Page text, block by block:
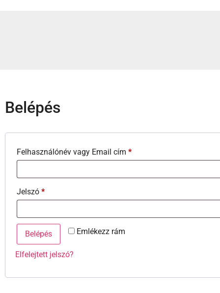
Belépés
Felhasználónév vagy Email cím *
Jelszó *
Emlékezz rám
Belépés
Elfelejtett jelszó?